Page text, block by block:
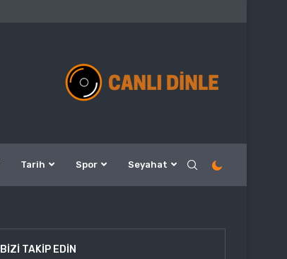
Tarih Spor Seyahat
BIZI TAKIP EDIN